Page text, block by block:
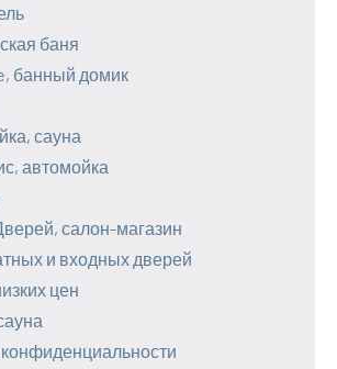
баня
банный домик
сауна
автомойка
салон-магазин
и входных дверей
цен